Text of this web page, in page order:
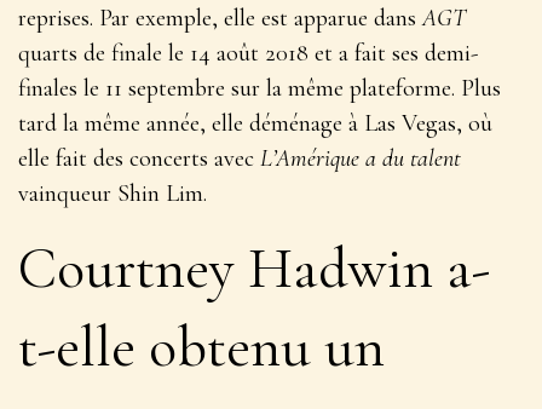
reprises. Par exemple, elle est apparue dansAGT
quarts de finale le 14 août 2018 et a fait ses demi-
finales le 11 septembre sur la même plateforme. Plus
tard la même année, elle déménage à Las Vegas, où
elle fait des concerts avec L’Amérique a du talent
vainqueur Shin Lim.
Courtney Hadwin a-
t-elle obtenu un